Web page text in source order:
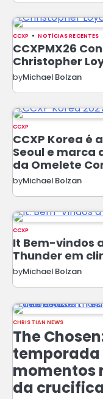
CCXP NOTÍCIAS RECENTES
CCXPMX26
Christopher
byMichael Bolzan
CCXP
CCXP Korea é
Seoul e marca
da Omelete
byMichael Bolzan
CCXP
It Bem-vindos
Thunder em
byMichael Bolzan
CHRISTIAN NEWS
The
temporada
momentos
da